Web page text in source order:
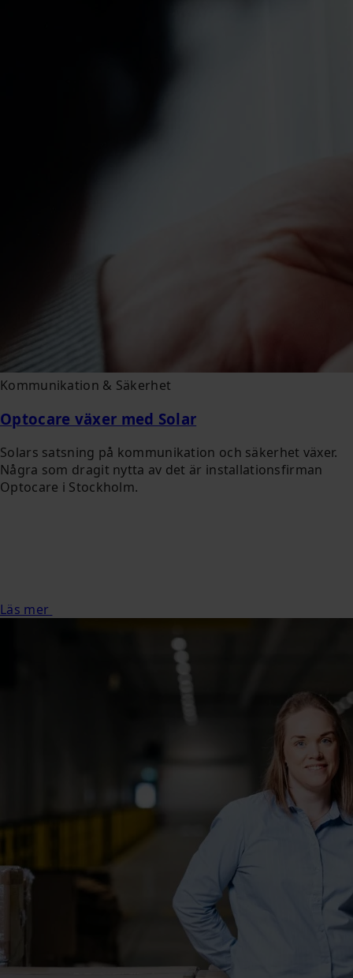
Kommunikation & Säkerhet
Optocare växer med Solar
Solars satsning på kommunikation och säkerhet växer.
Några som dragit nytta av det är installationsfirman
Optocare i Stockholm.
Läs mer